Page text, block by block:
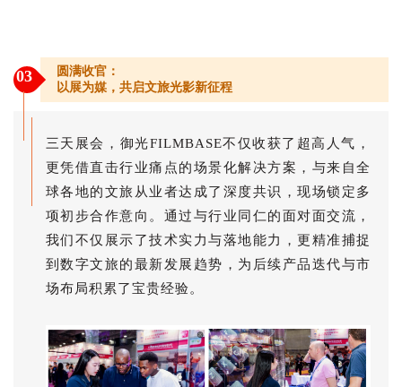
03
圆满收官：
以展为媒，共启文旅光影新征程
三天展会，御光FILMBASE不仅收获了超高人气，
更凭借直击行业痛点的场景化解决方案，与来自全
球各地的文旅从业者达成了深度共识，现场锁定多
项初步合作意向。通过与行业同仁的面对面交流，
我们不仅展示了技术实力与落地能力，更精准捕捉
到数字文旅的最新发展趋势，为后续产品迭代与市
场布局积累了宝贵经验。